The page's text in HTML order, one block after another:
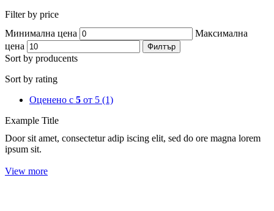
Filter by price
Минимална цена
Максимална
цена
Филтър
Sort by producents
Sort by rating
Оценено с 5 от 5 (1)
Example Title
Door sit amet, consectetur adip iscing elit, sed do ore magna lorem
ipsum sit.
View more